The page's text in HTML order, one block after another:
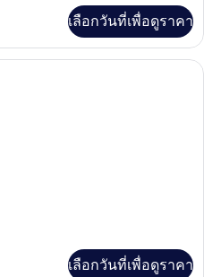
เลือกวันที่เพื่อดูราคา
ห้องสวีท (Grand Executive) | เครื่อง
เลือกวันที่เพื่อดูราคา